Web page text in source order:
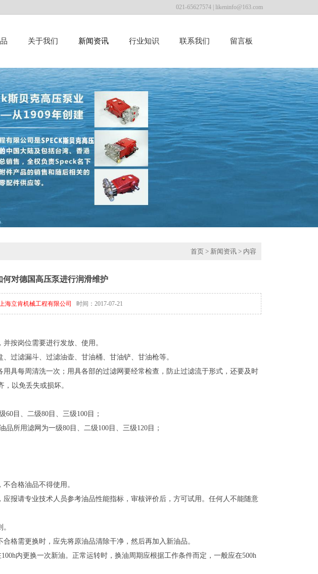
021-65627574 | likeninfo@163.com
关于我们 新闻资讯 行业知识 联系我们 留言板
首页 > 新闻资讯 > 内容
何对德国高压泵进行润滑维护
海立肯机械工程有限公司 时间：2017-07-21
按岗位需要进行发放、使用。
过滤漏斗、过滤油壶、甘油桶、甘油铲、甘油枪等。
具每周清洗一次；用具各部的过滤网要经常检查，防止过滤流于形式，还要及时
以免丢失或损坏。
目、二级80目、三级100目；
所用滤网为一级80目、二级100目、三级120目；
合格油品不得使用。
报请专业技术人员参考油品性能指标，审核评价后，方可试用。任何人不能随意
格需更换时，应先将原油品清除干净，然后再加入新油品。
内更换一次新油。正常运转时，换油周期应根据工作条件而定，一般应在500h